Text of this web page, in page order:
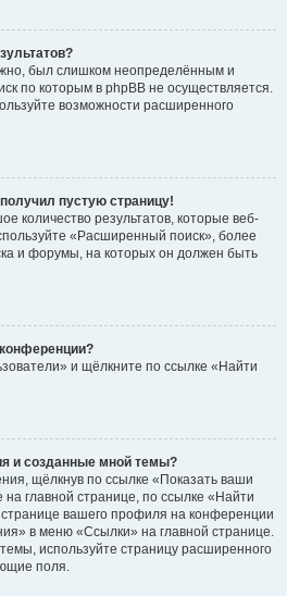
был слишком неопределённым и
по которым в phpBB не осуществляется.
возможности расширенного
пустую страницу!
количество результатов, которые веб-
«Расширенный поиск», более
и форумы, на которых он должен быть
и щёлкните по ссылке «Найти
и созданные мной темы?
щёлкнув по ссылке «Показать ваши
главной странице, по ссылке «Найти
вашего профиля на конференции
в меню «Ссылки» на главной странице.
используйте страницу расширенного
поля.